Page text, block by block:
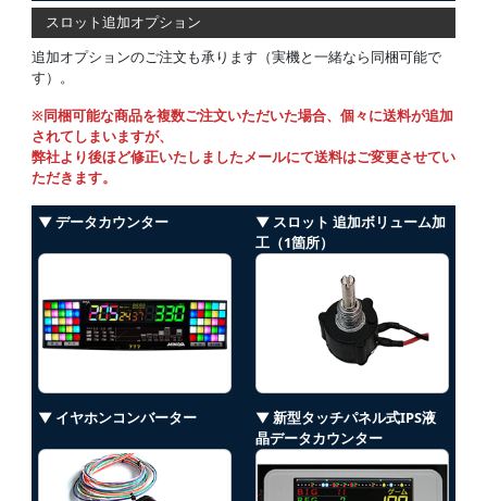
スロット追加オプション
追加オプションのご注文も承ります（実機と一緒なら同梱可能で
す）。
※同梱可能な商品を複数ご注文いただいた場合、個々に送料が追加
されてしまいますが、
弊社より後ほど修正いたしましたメールにて送料はご変更させてい
ただきます。
▼ データカウンター
▼ スロット 追加ボリューム加
工（1箇所）
▼ イヤホンコンバーター
▼ 新型タッチパネル式IPS液
晶データカウンター